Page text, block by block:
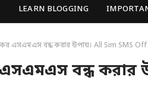
LEARN BLOGGING
এসএমএস বন্ধ করার উপায়। All Sim SMS
বন্ধ করার